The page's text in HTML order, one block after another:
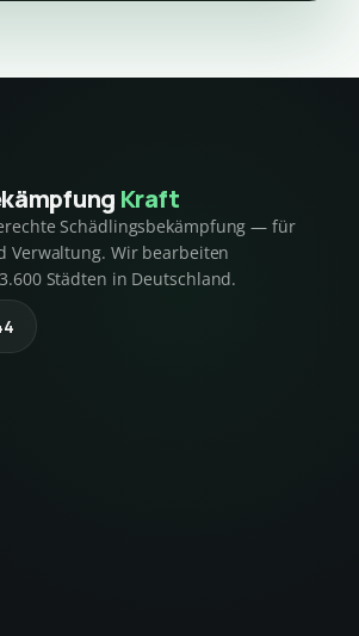
Kraft
Schädlingsbekämpfung — für
Verwaltung. Wir bearbeiten
Städten in Deutschland.